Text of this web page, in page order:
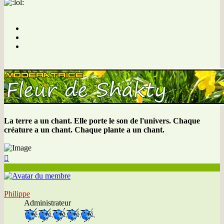
La terre a un chant. Elle porte le son de l'univers. Chaque
créature a un chant. Chaque plante a un chant.
Philippe
Administrateur